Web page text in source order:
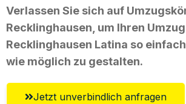
Verlassen Sie sich auf
Recklinghausen, um Ihren Umzug
Recklinghausen Latina so
wie möglich zu gestalten.
Jetzt unverbindlich anfragen